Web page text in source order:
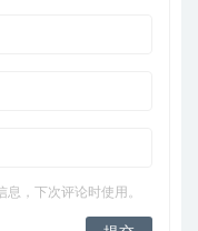
，下次评论时使用。